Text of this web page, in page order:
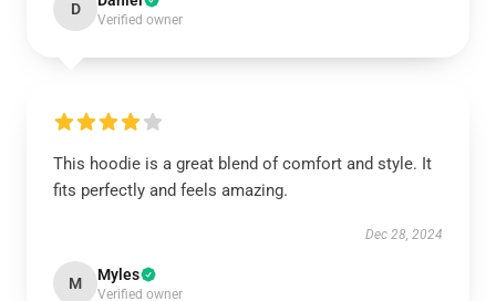
D
Verified owner
This hoodie is a great blend of comfort and style. It
fits perfectly and feels amazing.
Dec 28, 2024
M Myles
Verified owner